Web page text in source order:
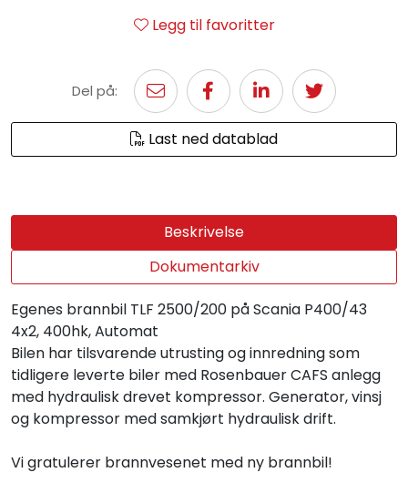
Legg til favoritter
Del på:
Last ned datablad
Beskrivelse
Dokumentarkiv
Egenes brannbil TLF 2500/200 på Scania P400/43
4x2, 400hk, Automat
Bilen har tilsvarende utrusting og innredning som
tidligere leverte biler med Rosenbauer CAFS anlegg
med hydraulisk drevet kompressor. Generator, vinsj
og kompressor med samkjørt hydraulisk drift.
Vi gratulerer brannvesenet med ny brannbil!